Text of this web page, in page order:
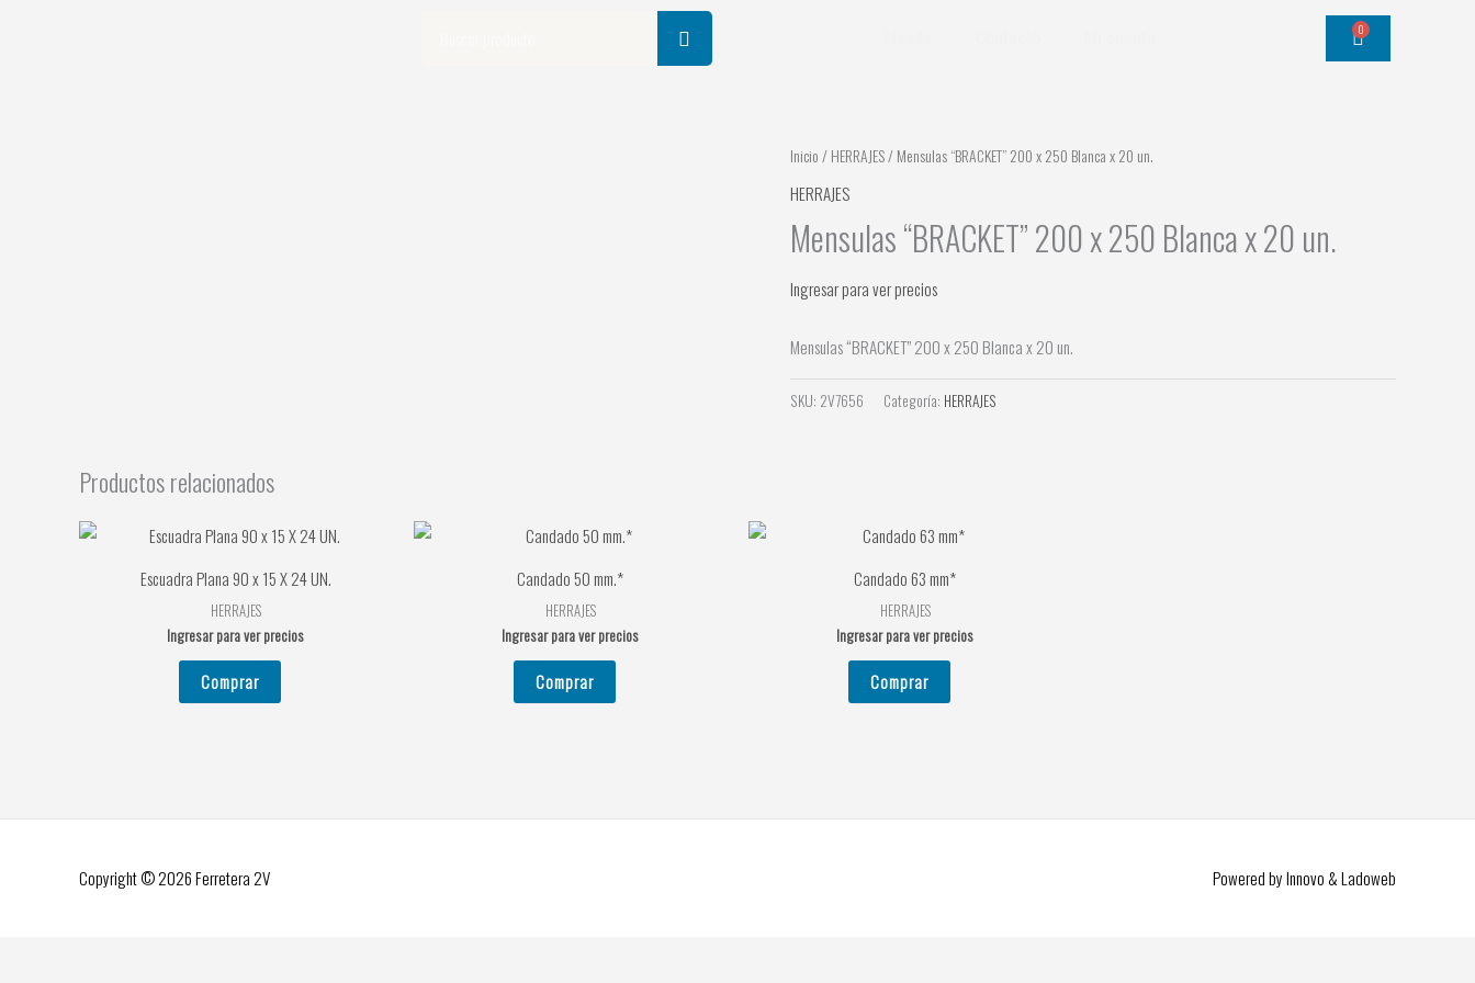
0
Cart
Inicio / HERRAJES/ Mensulas “BRACKET” 200 x 250 Blanca x 20 un.
HERRAJES
Mensulas “BRACKET” 200 x 250 Blanca x 20 un.
Ingresar para ver precios
Mensulas “BRACKET” 200 x 250 Blanca x 20 un.
SKU: 2V7656 Categoría: HERRAJES
Productos relacionados
Escuadra Plana 90 x 15 X 24 UN.
HERRAJES
Ingresar para ver precios
Comprar
Candado 50 mm.*
HERRAJES
Ingresar para ver precios
Comprar
Candado 63 mm*
HERRAJES
Ingresar para ver precios
Comprar
Copyright © 2026Ferretera 2V Powered by Innovo & Ladoweb